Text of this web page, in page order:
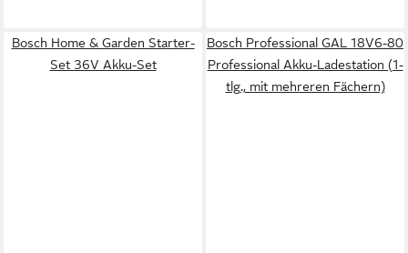
Bosch Home & Garden Starter-
Set 36V Akku-Set
Bosch Professional GAL 18V6-80
Professional Akku-Ladestation (1-
tlg., mit mehreren Fächern)